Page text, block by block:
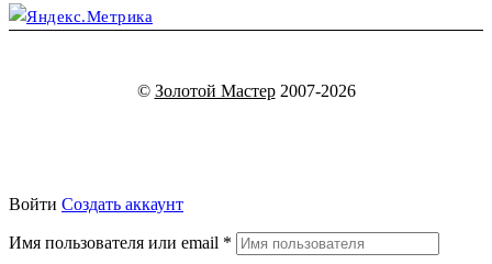
© Золотой Мастер2007-2026
Войти Создать аккаунт
Имя пользователя или email *